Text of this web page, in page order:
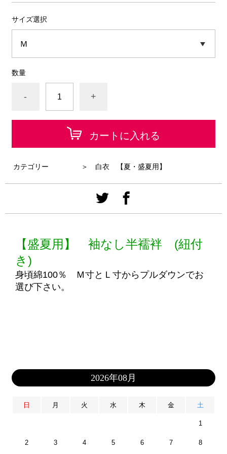
サイズ選択
数量
- +
カートに入れる
カテゴリー ＞ 白衣 【夏・盛夏用】
【盛夏用】 袖なし半襦袢 (紐付
き)
身頃綿100％ Ｍ寸とＬ寸からプルダウンでお
選び下さい。
2026年08月
日 月 火 水 木 金 土
1
2 3 4 5 6 7 8